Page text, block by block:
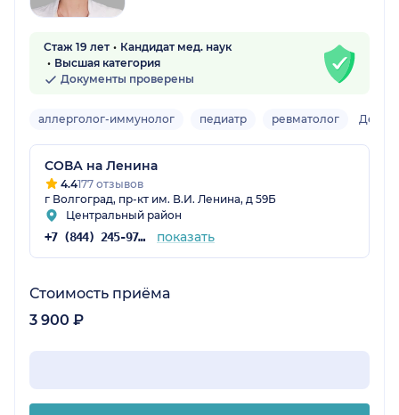
Стаж 19 лет
Кандидат мед. наук
Высшая категория
Документы проверены
аллерголог-иммунолог педиатр ревматолог
СОВА на Ленина
4.4177 отзывов
г Волгоград, пр-кт им. В.И. Ленина, д 59Б
Центральный район
+7 (844) 245-97-65 показать
Стоимость приёма
3 900 ₽